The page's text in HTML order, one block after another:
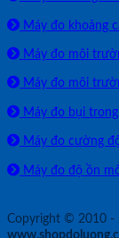
Máy đo khoảng
Máy đo môi
Máy đo môi
Máy đo bụi
Máy đo cường
Máy đo độ ồn
Copyright © 2010 -